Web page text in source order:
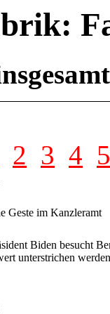
2 3 4 5
Geste im Kanzleramt
Biden besucht
unterstrichen